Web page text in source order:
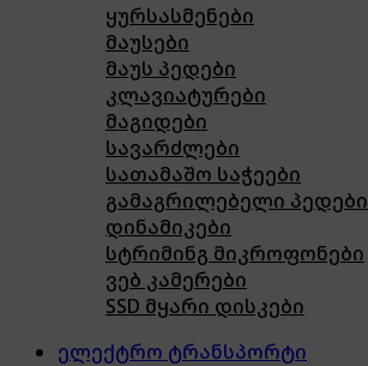
ყურსასმენები
მაუსები
მაუს პედები
კლავიატურები
მაგიდები
სავარძლები
სათამაშო საჭეები
გამაგრილებელი პედები
დინამიკები
სტრიმინგ მიკროფონები
ვებ კამერები
SSD მყარი დისკები
ელექტრო ტრანსპორტი